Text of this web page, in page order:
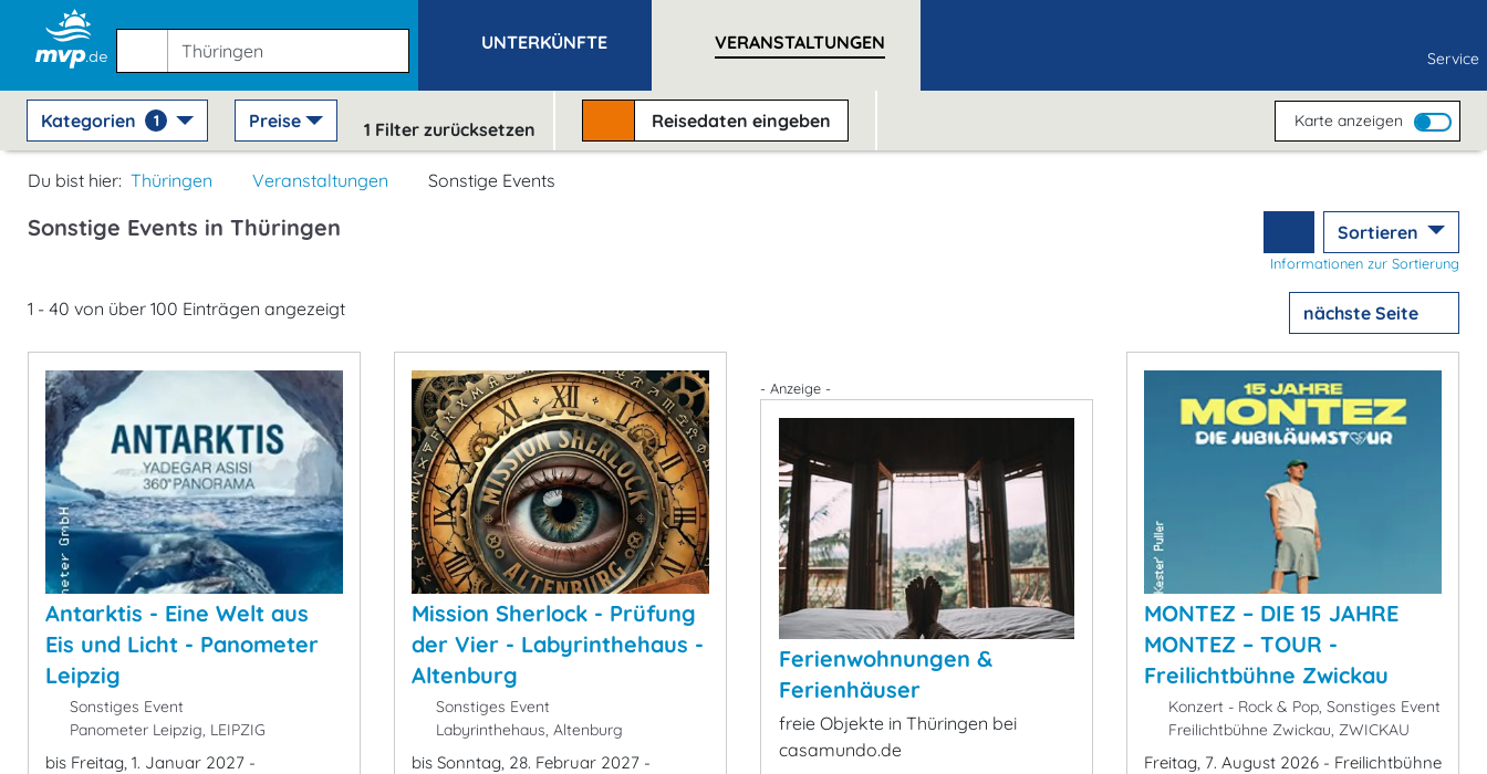
UNTERKÜNFTE VERANSTALTUNGEN
Service
Kategorien 1 Preise 1 Filter zurücksetzen Reisedateneingeben Karte anzeigen
Du bist hier: Thüringen Veranstaltungen Sonstige Events
Sonstige Events in Thüringen Sortieren
Informationen zur Sortierung
1 - 40 von über 100 Einträgen angezeigt nächste Seite
Antarktis - Eine Welt aus
Eis und Licht - Panometer
Leipzig
Sonstiges Event
Panometer Leipzig, LEIPZIG
bis Freitag, 1. Januar 2027 -
Mission Sherlock - Prüfung
der Vier - Labyrinthehaus -
Altenburg
Sonstiges Event
Labyrinthehaus, Altenburg
bis Sonntag, 28. Februar 2027 -
- Anzeige -
Ferienwohnungen &
Ferienhäuser
freie Objekte in Thüringen bei
casamundo.de
MONTEZ – DIE 15 JAHRE
MONTEZ – TOUR -
Freilichtbühne Zwickau
Konzert - Rock & Pop, Sonstiges Event
Freilichtbühne Zwickau, ZWICKAU
Freitag, 7. August 2026 - Freilichtbühne